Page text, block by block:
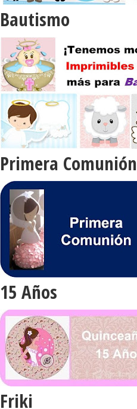
Bautismo
Primera Comunión
15 Años
Friki